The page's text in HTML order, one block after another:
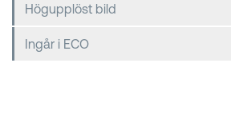
Högupplöst bild
Ingår i ECO